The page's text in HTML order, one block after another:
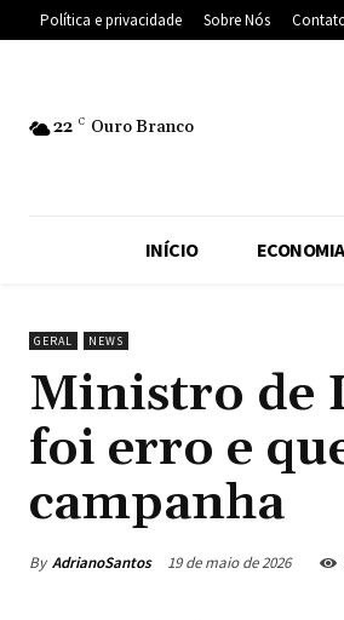
Política e privacidade Sobre Nós
22 C Ouro Branco
INÍCIO ECONOMIA
GERAL NEWS
Ministro de
foi erro e
campanha
By AdrianoSantos 19 de maio de 2026